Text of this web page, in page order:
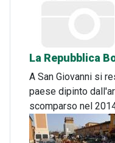
La Repubblica
A San Giovanni si
paese dipinto
scomparso nel